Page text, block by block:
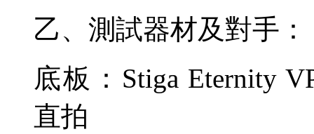
乙、測試器材及對手：
底板： Stiga Eternity
直拍